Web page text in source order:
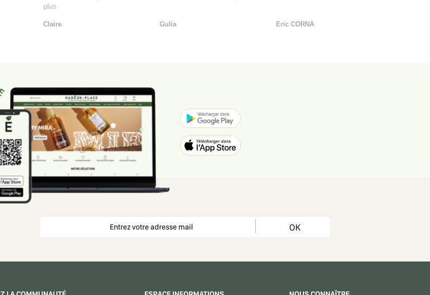
plus
Claire Gulia Eric CORNA
OK